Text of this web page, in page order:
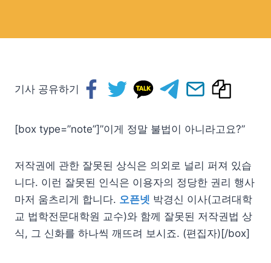
기사 공유하기
[box type=”note”]”이게 정말 불법이 아니라고요?”
저작권에 관한 잘못된 상식은 의외로 널리 퍼져 있습
니다. 이런 잘못된 인식은 이용자의 정당한 권리 행사
마저 움츠리게 합니다. 오픈넷 박경신 이사(고려대학
교 법학전문대학원 교수)와 함께 잘못된 저작권법 상
식, 그 신화를 하나씩 깨뜨려 보시죠. (편집자)[/box]